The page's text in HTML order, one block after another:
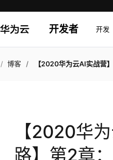
开发者 开发
博客 【2020华为云AI实战营】【华为云-上云之路
【2020华
路】第2章